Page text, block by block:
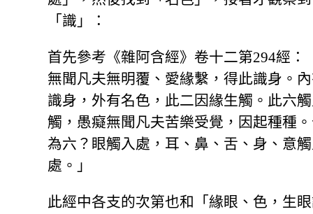
「識」：
首先參考《雜阿含經》卷十二第294經：
無聞凡夫無明覆、愛緣繫，得此識身。
識身，外有名色，此二因緣生觸。此六
觸，愚癡無聞凡夫苦樂受覺，因起種種
為六？眼觸入處，耳、鼻、舌、身、意
處。」
此經中各支的次第也和「緣眼、色，生